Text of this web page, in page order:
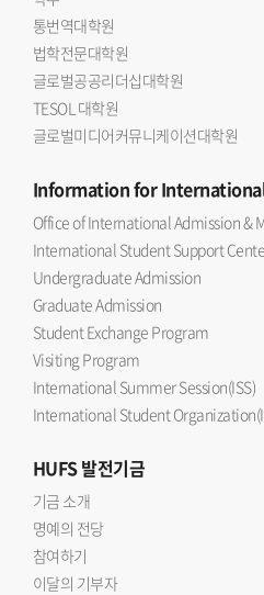
통번역대학원
법학전문대학원
글로벌공공리더십대학원
TESOL 대학원
글로벌미디어커뮤니케이션대학원
Informationfor
Office of International Admission &
International Student Support
Undergraduate Admission
Graduate Admission
Student Exchange Program
Visiting Program
International Summer Session(ISS)
International Student
HUFS발전기금
기금 소개
명예의 전당
참여하기
이달의 기부자